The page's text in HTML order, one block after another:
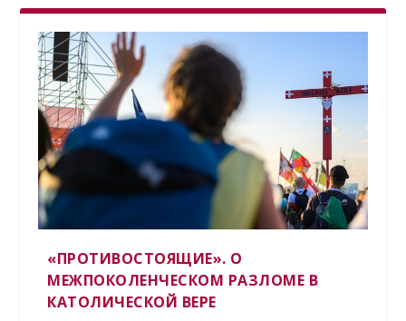
«ПРОТИВОСТОЯЩИЕ». О
МЕЖПОКОЛЕНЧЕСКОМ РАЗЛОМЕ В
КАТОЛИЧЕСКОЙ ВЕРЕ